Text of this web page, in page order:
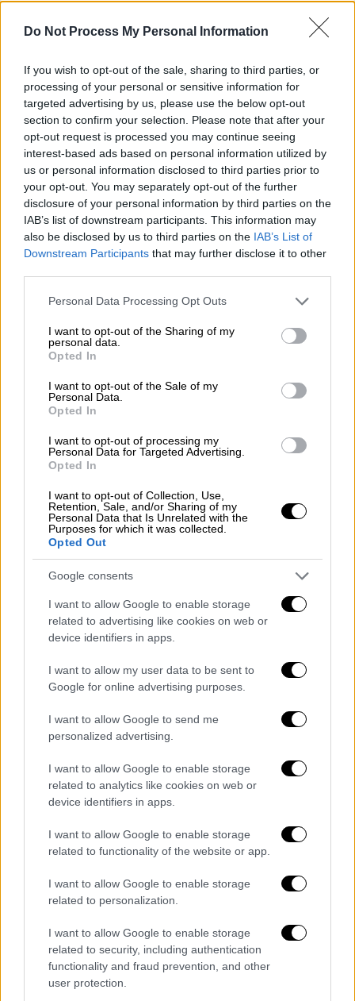
Do Not Process My Personal Information
If you wish to opt-out of the sale, sharing to third parties, or
processing of your personal or sensitive information for
targeted advertising by us, please use the below opt-out
section to confirm your selection. Please note that after your
opt-out request is processed you may continue seeing
interest-based ads based on personal information utilized by
us or personal information disclosed to third parties prior to
your opt-out. You may separately opt-out of the further
disclosure of your personal information by third parties on the
IAB’s list of downstream participants. This information may
also be disclosed by us to third parties on the IAB’s List of
Downstream Participants that may further disclose it to other
Please note that this website/app uses one or more Google
not limited to your visit or usage behaviour. You may click to
grant or deny consent to Google and its third-party tags to
use your data for below specified purposes in below Google
consent section.
Personal Data Processing Opt Outs
I want to opt-out of the Sharing of my
personal data.
Opted In
I want to opt-out of the Sale of my
Personal Data.
Opted In
I want to opt-out of processing my
Personal Data for Targeted Advertising.
Opted In
I want to opt-out of Collection, Use,
Retention, Sale, and/or Sharing of my
Personal Data that Is Unrelated with the
Purposes for which it was collected.
Opted Out
Google consents
I want to allow Google to enable storage
related to advertising like cookies on web or
device identifiers in apps.
I want to allow my user data to be sent to
Google for online advertising purposes.
I want to allow Google to send me
personalized advertising.
I want to allow Google to enable storage
related to analytics like cookies on web or
device identifiers in apps.
I want to allow Google to enable storage
related to functionality of the website or app.
I want to allow Google to enable storage
related to personalization.
I want to allow Google to enable storage
related to security, including authentication
functionality and fraud prevention, and other
user protection.
(ΣΩΤΗΡΗΣ ΔΗΜΗΤΡΟΠΟΥΛΟΣ/EUROKINISSI)
Προσθέστε το ΕΘΝΟΣ στη Google
Τηλεφώνημα γιαέκρηξη εμπρηστικού
μηχανισμού σε υποκατάστημα τράπεζας
έγινε το μεσημέρι της Παρασκευής (21/2)
στην οδό Τσαμαδού, στονΠειραιά.
Στο σημείο έσπευσε τοΤμήμα
Εξουδετέρωσης Εκρηκτικών Μηχανισμών
ΔΙΑΒΑΣΤΕ ΕΠΙΣΗΣ
Ελλάδα|21.02.2025 14:49
Τέμπη: Γονείς θυμάτων ζητούν να
κατάσχεσης των βίντεο της
εταιρείας φύλαξης του ΟΣΕ
Ελλάδα|21.02.2025 14:40
Ραγδαίες εξελίξεις στην υπόθεση του
Βασίλη Καλογήρου: Υπέβαλε
παραίτηση η ιατροδικαστής
Ρουμπίνη Λεονταρή
Η ανακοίνωση της ΕΛ.ΑΣ.
κλιμάκιο
ΤΕΕΜ , διακοπή της κυκλοφορίας των
της οδού Δημήτρη Γούναρη, στην περιοχή
του Πειραιά.»
Διαβάστε ακόμη